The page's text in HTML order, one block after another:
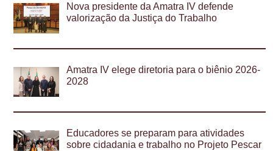
Nova presidente da Amatra IV defende
valorização da Justiça do Trabalho
Amatra IV elege diretoria para o biênio 2026-
2028
Educadores se preparam para atividades
sobre cidadania e trabalho no Projeto Pescar